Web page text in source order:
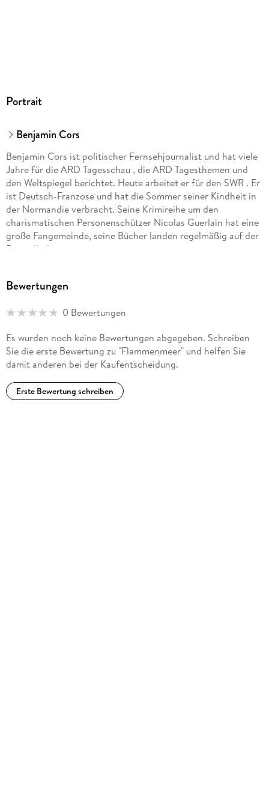
Portrait
Benjamin Cors
Benjamin Cors ist politischer Fernsehjournalist und hat viele
Jahre für die ARD Tagesschau , die ARD Tagesthemen und
den Weltspiegel berichtet. Heute arbeitet er für den SWR . Er
ist Deutsch-Franzose und hat die Sommer seiner Kindheit in
der Normandie verbracht. Seine Krimireihe um den
charismatischen Personenschützer Nicolas Guerlain hat eine
große Fangemeinde, seine Bücher landen regelmäßig auf der
Bestsellerliste.
Bewertungen
0 Bewertungen
Es wurden noch keine Bewertungen abgegeben. Schreiben
Sie die erste Bewertung zu "Flammenmeer" und helfen Sie
damit anderen bei der Kaufentscheidung.
Erste Bewertung schreiben